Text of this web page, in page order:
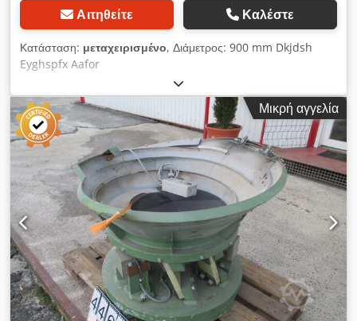
Αιτηθείτε Καλέστε
Κατάσταση: μεταχειρισμένο, Διάμετρος: 900 mm Dkjdsh
Eyghspfx Aafor
Μικρή αγγελία